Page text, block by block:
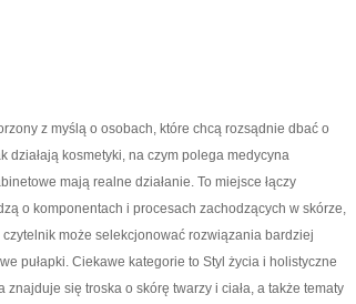
z myślą o osobach, które chcą rozsądnie dbać o
działają kosmetyki, na czym polega medycyna
mają realne działanie. To miejsce łączy
o komponentach i procesach zachodzących w skórze,
może selekcjonować rozwiązania bardziej
pułapki. Ciekawe kategorie to Styl życia i holistyczne
się troska o skórę twarzy i ciała, a także tematy